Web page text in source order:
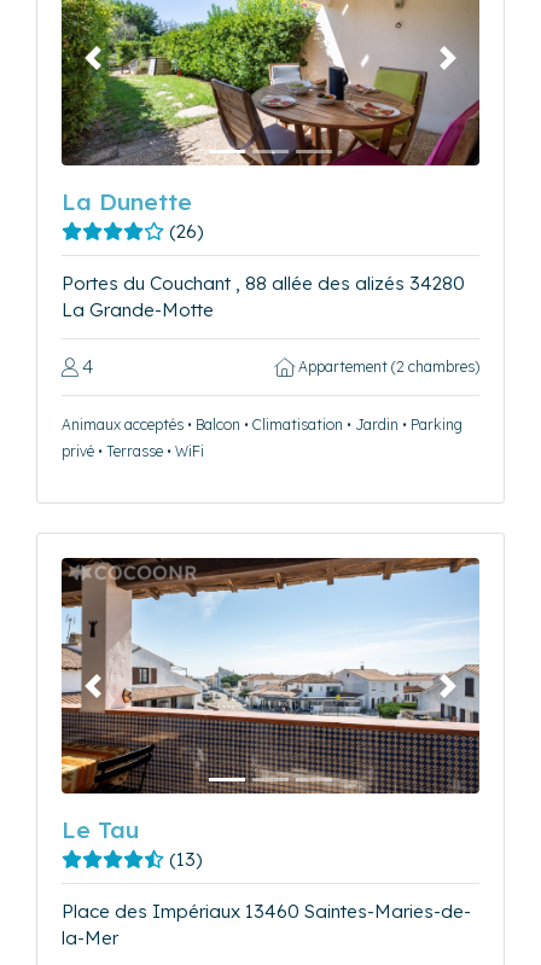
Précédent Suivant
La Dunette
(26)
Portes du Couchant , 88 allée des alizés 34280
La Grande-Motte
4 Appartement (2 chambres)
Animaux acceptés • Balcon • Climatisation • Jardin • Parking
privé • Terrasse • WiFi
Précédent Suivant
Le Tau
(13)
Place des Impériaux 13460 Saintes-Maries-de-
la-Mer